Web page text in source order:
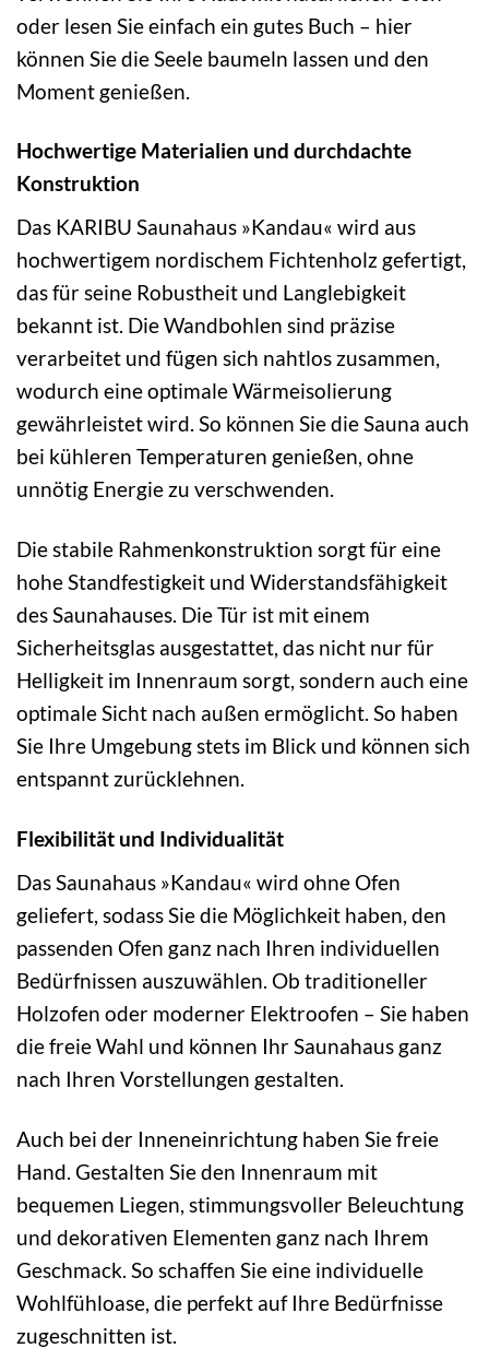
oder lesen Sie einfach ein gutes Buch – hier
können Sie die Seele baumeln lassen und den
Moment genießen.
Hochwertige Materialien und durchdachte
Konstruktion
Das KARIBU Saunahaus »Kandau« wird aus
hochwertigem nordischem Fichtenholz gefertigt,
das für seine Robustheit und Langlebigkeit
bekannt ist. Die Wandbohlen sind präzise
verarbeitet und fügen sich nahtlos zusammen,
wodurch eine optimale Wärmeisolierung
gewährleistet wird. So können Sie die Sauna auch
bei kühleren Temperaturen genießen, ohne
unnötig Energie zu verschwenden.
Die stabile Rahmenkonstruktion sorgt für eine
hohe Standfestigkeit und Widerstandsfähigkeit
des Saunahauses. Die Tür ist mit einem
Sicherheitsglas ausgestattet, das nicht nur für
Helligkeit im Innenraum sorgt, sondern auch eine
optimale Sicht nach außen ermöglicht. So haben
Sie Ihre Umgebung stets im Blick und können sich
entspannt zurücklehnen.
Flexibilität und Individualität
Das Saunahaus »Kandau« wird ohne Ofen
geliefert, sodass Sie die Möglichkeit haben, den
passenden Ofen ganz nach Ihren individuellen
Bedürfnissen auszuwählen. Ob traditioneller
Holzofen oder moderner Elektroofen – Sie haben
die freie Wahl und können Ihr Saunahaus ganz
nach Ihren Vorstellungen gestalten.
Auch bei der Inneneinrichtung haben Sie freie
Hand. Gestalten Sie den Innenraum mit
bequemen Liegen, stimmungsvoller Beleuchtung
und dekorativen Elementen ganz nach Ihrem
Geschmack. So schaffen Sie eine individuelle
Wohlfühloase, die perfekt auf Ihre Bedürfnisse
zugeschnitten ist.